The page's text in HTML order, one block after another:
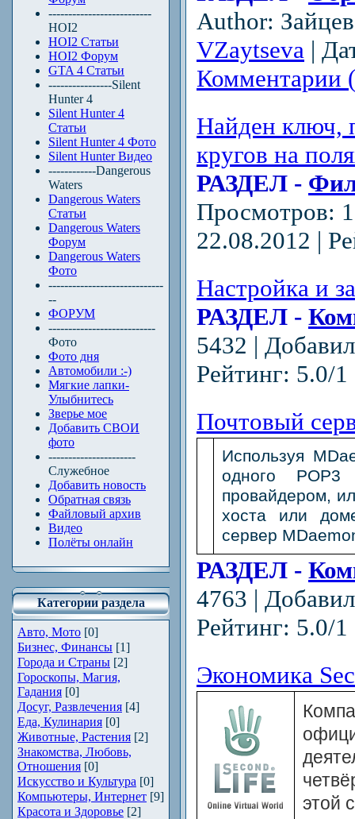
--------------------------
HOI2
HOI2 Статьи
HOI2 Форум
GTA 4 Статьи
----------------Silent
Hunter 4
Silent Hunter 4
Статьи
Silent Hunter 4 Фото
Silent Hunter Видео
------------Dangerous
Waters
Dangerous Waters
Статьи
Dangerous Waters
Форум
Dangerous Waters
Фото
-----------------------------
--
ФОРУМ
---------------------------
Фото
Фото дня
Автомобили :-)
Мягкие лапки-
Улыбнитесь
Зверье мое
Добавить СВОИ
фото
----------------------
Служебное
Добавить новость
Обратная связь
Файловый архив
Видео
Полёты онлайн
Категории раздела
Авто, Мото [0]
Бизнес, Финансы [1]
Города и Страны [2]
Гороскопы, Магия,
Гадания [0]
Досуг, Развлечения [4]
Еда, Кулинария [0]
Животные, Растения [2]
Знакомства, Любовь,
Отношения [0]
Искусство и Культура [0]
Компьютеры, Интернет [9]
Красота и Здоровье [2]
Author:
VZaytseva |
Комментарии
Найден ключ,
кругов на
РАЗДЕЛ -
Просмотров:
22.08.2012 |
Настройка и
РАЗДЕЛ -
5432 |
Рейтинг: 5.0/
Почтовый
Используя
одного POP3
провайдером,
хоста или
сервер
РАЗДЕЛ -
4763 |
Рейтинг: 5.0/
Экономика
этой